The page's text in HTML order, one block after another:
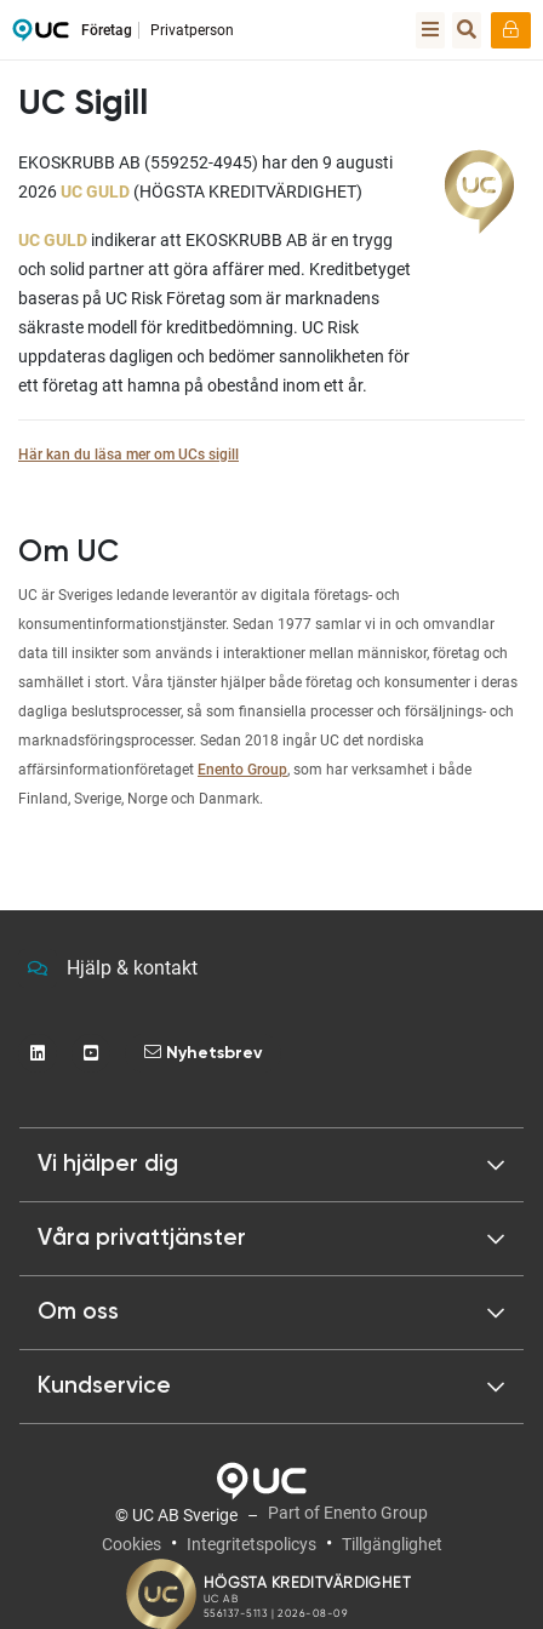
Företag Privatperson
UC Sigill
EKOSKRUBB AB (559252-4945) har den 9 augusti
2026UC GULD (HÖGSTA KREDITVÄRDIGHET)
UC GULD indikerar att EKOSKRUBB AB är en trygg
och solid partner att göra affärer med. Kreditbetyget
baseras på UC Risk Företag som är marknadens
säkraste modell för kreditbedömning. UC Risk
uppdateras dagligen och bedömer sannolikheten för
ett företag att hamna på obestånd inom ett år.
Här kan du läsa mer om UCs sigill
Om UC
UC är Sveriges ledande leverantör av digitala företags- och
konsumentinformationstjänster. Sedan 1977 samlar vi in och omvandlar
data till insikter som används i interaktioner mellan människor, företag och
samhället i stort. Våra tjänster hjälper både företag och konsumenter i deras
dagliga beslutsprocesser, så som finansiella processer och försäljnings- och
marknadsföringsprocesser. Sedan 2018 ingår UC det nordiska
affärsinformationföretaget Enento Group, som har verksamhet i både
Finland, Sverige, Norge och Danmark.
Hjälp & kontakt
Nyhetsbrev
Vi hjälper dig
Våra privattjänster
Om oss
Kundservice
© UC AB Sverige
Part of Enento Group
Cookies
Integritetspolicys Tillgänglighet